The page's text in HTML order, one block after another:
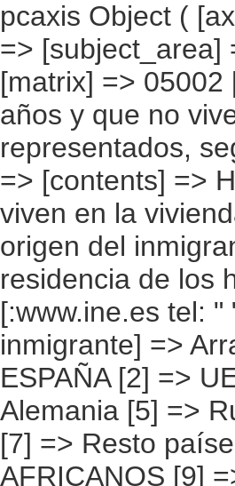
pcaxis Object ( [axis_version] => [creation_date] => 20080709 [note] => [subject_area] => Hijos de los inmigrantes [subject_code] => 05 [matrix] => 05002 [title] => Hijos de inmigrantes menores de 16 años y que no viven en la vivienda, por continentes y países más representados, según lugar de residencia de los hijos [description] => [contents] => Hijos de inmigrantes menores de 16 años y que no viven en la vivienda [units] => inmigrantes [stub] => Array ( [0] => origen del inmigrante ) [heading] => Array ( [0] => lugar de residencia de los hijos ) [prestext] => [values] => Array ( [:www.ine.es tel: " "+34 91 5839100 "; VALUES("origen del inmigrante] => Array ( [0] => Total [1] => PAÍSES EUROPEOS SIN ESPAÑA [2] => UE 27 SIN ESPAÑA [3] => Reino Unido [4] => Alemania [5] => Rumanía y Bulgaria [6] => Resto UE 27 sin España [7] => Resto países europeos sin España [8] => PAÍSES AFRICANOS [9] => Marruecos [10] => Resto de países africanos [11] =>